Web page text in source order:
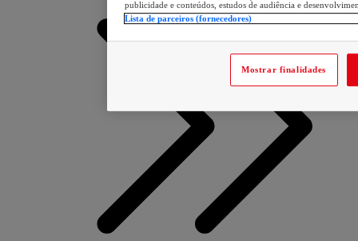
publicidade e conteúdos, estudos de audiência e
Lista de parceiros (fornecedores)
Mostrar finalidades